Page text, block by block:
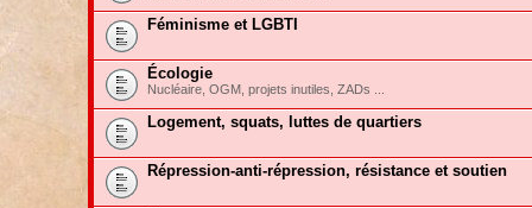
Féminisme et LGBTI
Écologie
Nucléaire, OGM, projets inutiles, ZADs ...
Logement, squats, luttes de quartiers
Répression-anti-répression, résistance et soutien